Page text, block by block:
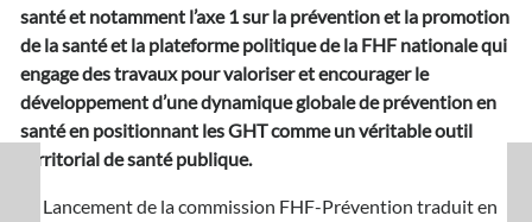
santé et notamment l’axe 1 sur la prévention et la promotion
de la santé et la plateforme politique de la FHF nationale qui
engage des travaux pour valoriser et encourager le
développement d’une dynamique globale de prévention en
santé en positionnant les GHT comme un véritable outil
territorial de santé publique.
Le Lancement de la commission FHF-Prévention traduit en